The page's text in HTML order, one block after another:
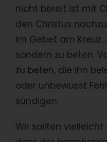
nicht bereit ist mit
den Christus
im Gebet am
sondern zu beten.
zu beten, die ihn
oder unbewusst
sündigen.
Wir sollten